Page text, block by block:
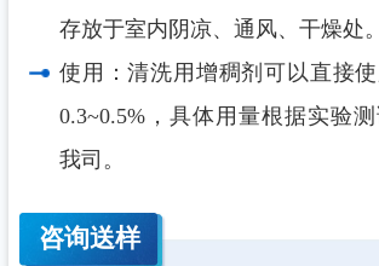
存放于室内阴凉、通风、干燥处。
使用：清洗用增稠剂可以直接
0.3~0.5%，具体用量根据实验
我司。
咨询送样